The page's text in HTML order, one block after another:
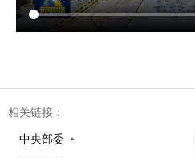
相关链接：
中央部委